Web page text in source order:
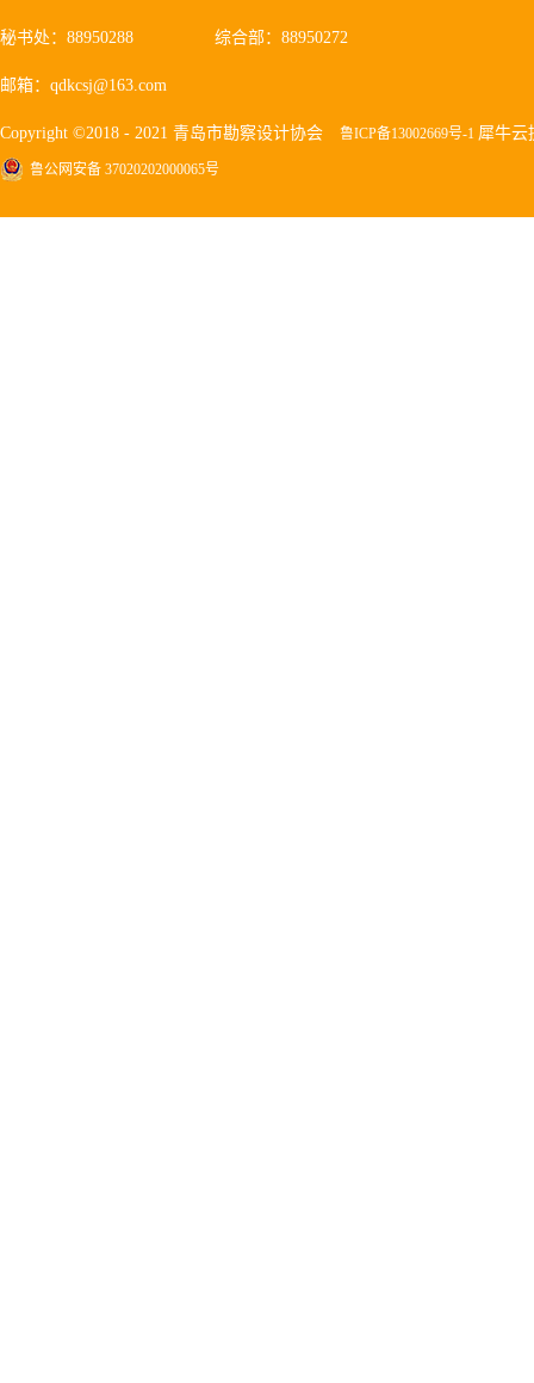
秘书处：88950288 综合部：88950272
邮箱：qdkcsj@163.com
Copyright ©2018 - 2021 青岛市勘察设计协会 鲁ICP备13002669号-1 犀牛云
鲁公网安备 37020202000065号